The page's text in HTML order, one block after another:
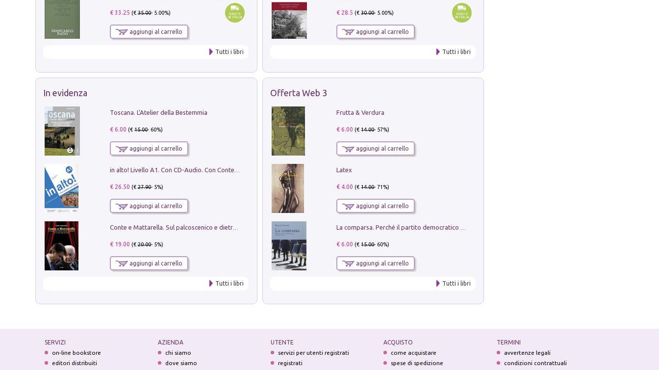
€ 33.25 (€35.00- 5.00%)
aggiungi al carrello
Tutti i libri
€ 28.5 (€30.00- 5.00%)
aggiungi al carrello
Tutti i libri
In evidenza
Toscana. L'Atelier della Bestemmia
€ 6.00 (€15.00- 60%)
aggiungi al carrello
€ 26.50 (€27.90- 5%)
aggiungi al carrello
Conte e Mattarella. Sul palcoscenico e dietro le quinte del Quirinale. Un racconto sulle istituzioni
€ 19.00 (€20.00- 5%)
aggiungi al carrello
Tutti i libri
Offerta Web 3
Frutta & Verdura
€ 6.00 (€14.00- 57%)
aggiungi al carrello
Latex
€ 4.00 (€14.00- 71%)
aggiungi al carrello
€ 6.00 (€15.00- 60%)
aggiungi al carrello
Tutti i libri
SERVIZI
on-line bookstore
editori distribuiti
AZIENDA
chi siamo
dove siamo
UTENTE
servizi per utenti registrati
registrati
ACQUISTO
come acquistare
spese di spedizione
TERMINI
avvertenze legali
condizioni contrattuali